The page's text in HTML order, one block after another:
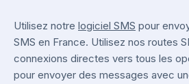
Utilisez notre logiciel SMS pour
SMS en France. Utilisez nos routes
connexions directes vers tous les
pour envoyer des messages avec